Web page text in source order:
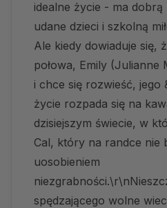
idealne życie - ma dobrą
udane dzieci i szkolną
Ale kiedy dowiaduje się,
połowa, Emily (Julianne
i chce się rozwieść, jego
życie rozpada się na
dzisiejszym świecie, w
Cal, który na randce nie
uosobieniem
spędzającego wolne